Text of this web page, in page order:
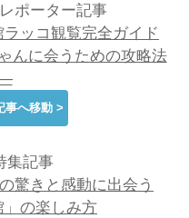
ポーター記事
ラッコ観覧完全ガイド
んに会うための攻略法
事へ移動 >
集記事
驚きと感動に出会う
」の楽しみ方